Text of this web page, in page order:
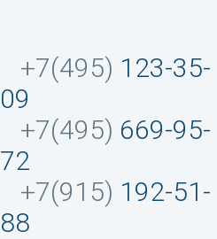
+7(495) 123-35-
09
+7(495) 669-95-
72
+7(915) 192-51-
88